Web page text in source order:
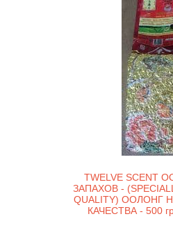
TWELVE SCENT
ЗАПАХОВ -
QUALITY) ООЛОНГ
КАЧЕСТВА - 500